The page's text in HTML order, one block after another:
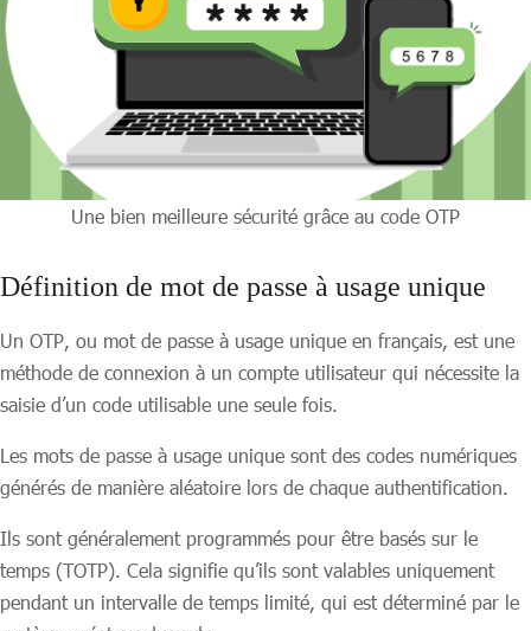
Une bien meilleure sécurité grâce au code OTP
Définition de mot de passe à usage unique
Un OTP, ou mot de passe à usage unique en français, est une
méthode de connexion à un compte utilisateur qui nécessite la
saisie d’un code utilisable une seule fois.
Les mots de passe à usage unique sont des codes numériques
générés de manière aléatoire lors de chaque authentification.
Ils sont généralement programmés pour être basés sur le
temps (TOTP). Cela signifie qu’ils sont valables uniquement
pendant un intervalle de temps limité, qui est déterminé par le